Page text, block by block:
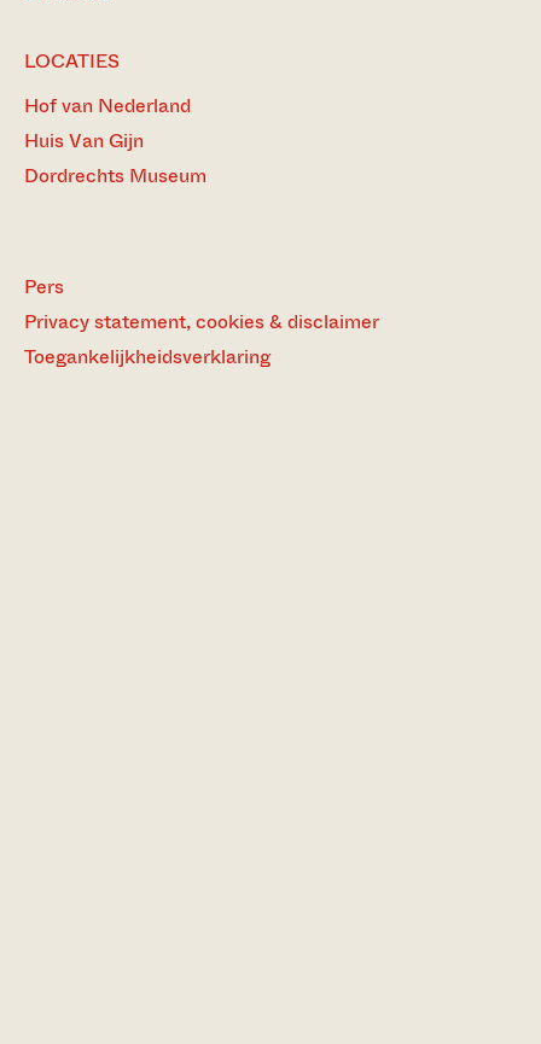
LOCATIES
Hof van Nederland
Huis Van Gijn
Dordrechts Museum
Pers
Privacy statement, cookies & disclaimer
Toegankelijkheidsverklaring